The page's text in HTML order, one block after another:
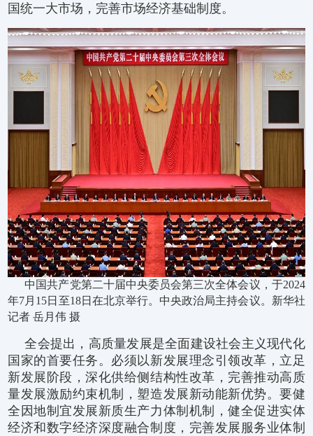
国统一大市场，完善市场经济基础制度。
中国共产党第二十届中央委员会第三次全体会议，于2024
年7月15日至18日在北京举行。中央政治局主持会议。新华社
记者 岳月伟 摄
全会提出，高质量发展是全面建设社会主义现代化
国家的首要任务。必须以新发展理念引领改革，立足
新发展阶段，深化供给侧结构性改革，完善推动高质
量发展激励约束机制，塑造发展新动能新优势。要健
全因地制宜发展新质生产力体制机制，健全促进实体
经济和数字经济深度融合制度，完善发展服务业体制